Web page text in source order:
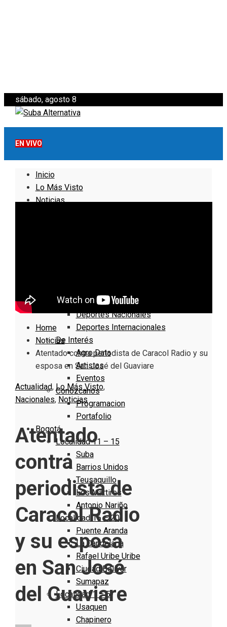
sábado, agosto 8
EN VIVO
Inicio
Lo Más Visto
Noticias
Deportes Locales
Deportes Nacionales
Deportes Internacionales
De Interés
Agro Data
Artistas
Eventos
Conózcanos
Programacion
Portafolio
Bogotá
Localidad 11 – 15
Suba
Barrios Unidos
Teusaquillo
Los Mártires
Antonio Nariño
Localidad 16 – 20
Puente Aranda
La Candelaria
Rafael Uribe Uribe
Ciudad Bolivar
Sumapaz
Localidad 1 – 5
Usaquen
Chapinero
Home
Noticias
Atentado contra periodista de Caracol Radio y su
esposa en San José del Guaviare
Actualidad, Lo Más Visto,
Nacionales, Noticias
Atentado
contra
periodista de
Caracol Radio
y su esposa
en San José
del Guaviare